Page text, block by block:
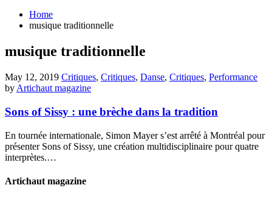
Home
musique traditionnelle
musique traditionnelle
May 12, 2019 Critiques, Critiques, Danse, Critiques, Performance
by Artichaut magazine
Sons of Sissy : une brèche dans la tradition
En tournée internationale, Simon Mayer s’est arrêté à Montréal pour
présenter Sons of Sissy, une création multidisciplinaire pour quatre
interprètes.…
Artichaut magazine